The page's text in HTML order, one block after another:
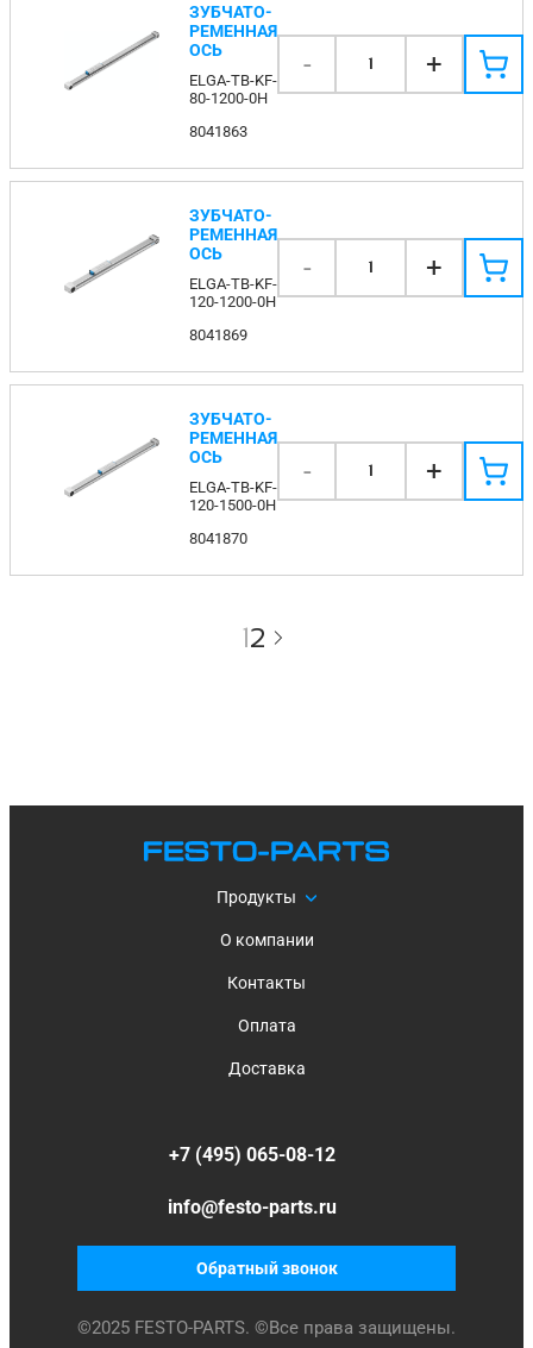
ЗУБЧАТО-
РЕМЕННАЯ
ОСЬ
ELGA-TB-KF-
80-1200-0H
8041863
- 1 +
ЗУБЧАТО-
РЕМЕННАЯ
ОСЬ
ELGA-TB-KF-
120-1200-0H
8041869
- 1 +
ЗУБЧАТО-
РЕМЕННАЯ
ОСЬ
ELGA-TB-KF-
120-1500-0H
8041870
- 1 +
12
Продукты
О компании
Контакты
Оплата
Доставка
©2025 FESTO-PARTS. ©Все права защищены.
+7 (495) 065-08-12
info@festo-parts.ru
Обратный звонок